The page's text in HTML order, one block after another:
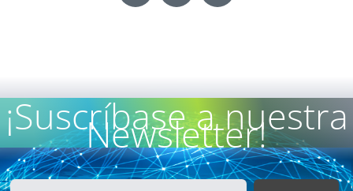
¡Suscríbase a nuestra
Newsletter!